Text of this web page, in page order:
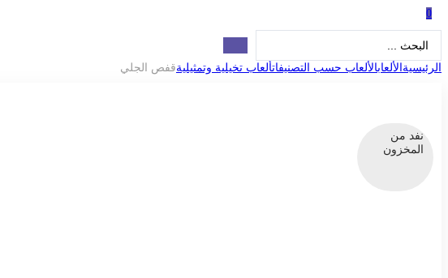
0
الرئيسية الألعابالألعاب حسب التصنيفاتألعاب تخيلية وتمثيليةقفص الجلي
نفد من
المخزون